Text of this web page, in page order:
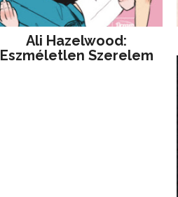
Ali Hazelwood:
Eszméletlen Szerelem